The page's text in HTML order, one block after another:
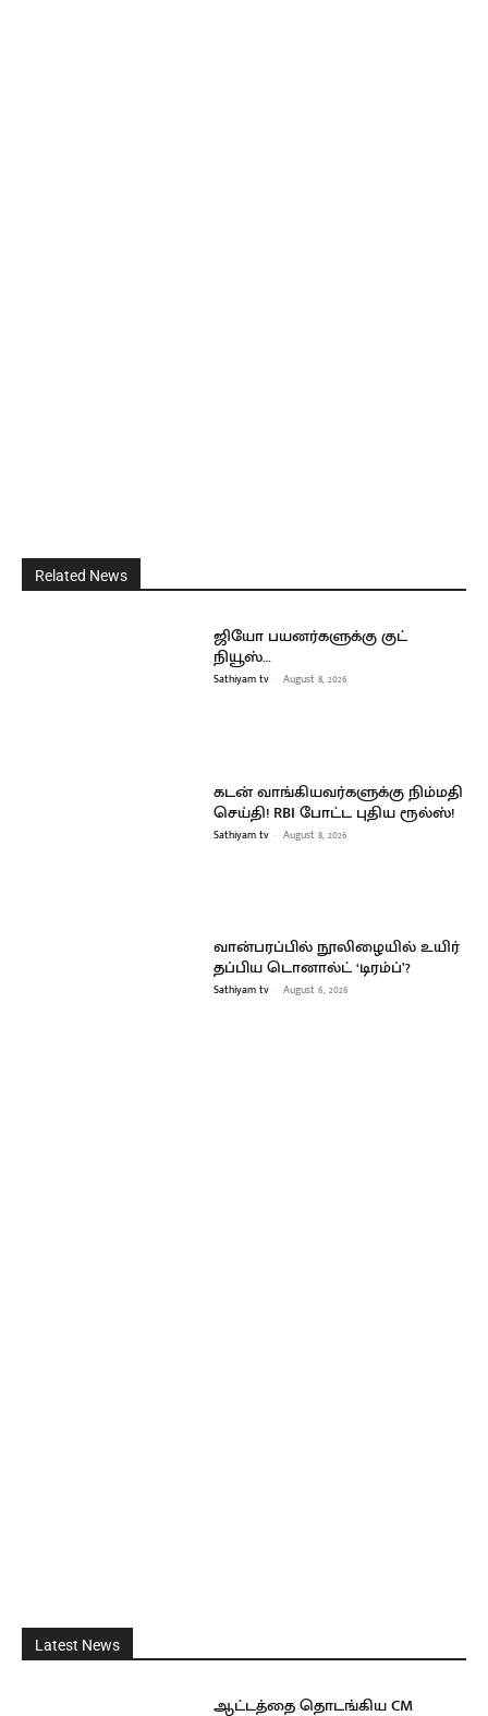
Related News
ஜியோ பயனர்களுக்கு குட்
நியூஸ்…
Sathiyam tv - August 8, 2026
கடன் வாங்கியவர்களுக்கு நிம்மதி
செய்தி! RBI போட்ட புதிய ரூல்ஸ்!
Sathiyam tv - August 8, 2026
வான்பரப்பில் நூலிழையில் உயிர்
தப்பிய டொனால்ட் ‘டிரம்ப்’?
Sathiyam tv - August 6, 2026
Latest News
ஆட்டத்தை தொடங்கிய CM